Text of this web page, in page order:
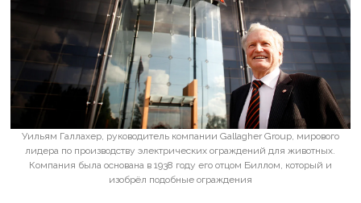
Уильям Галлахер, руководитель компании Gallagher Group, мирового
лидера по производству электрических ограждений для животных.
Компания была основана в 1938 году его отцом Биллом, который и
изобрёл подобные ограждения